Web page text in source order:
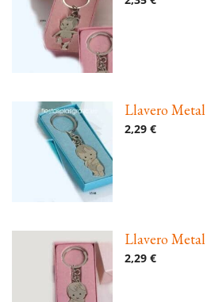
Llavero Metal
2,29 €
Llavero Metal
2,29 €